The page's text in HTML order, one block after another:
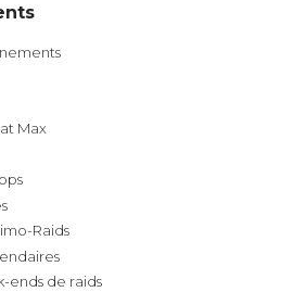
Max
Raids
ends de raids